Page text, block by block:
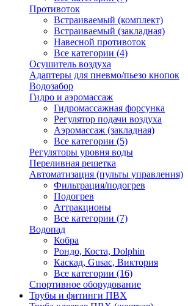
Противоток
Встраиваемый (комплект)
Встраиваемый (закладная)
Навесной противоток
Все категории (4)
Осушитель воздуха
Адаптеры для пневмо/пьезо кнопок
Водозабор
Гидро и аэромассаж
Гидромассажная форсунка
Регулятор подачи воздуха
Аэромассаж (закладная)
Все категории (5)
Регуляторы уровня воды
Переливная решетка
Автоматизация (пульты управления)
Фильтрация/подогрев
Подогрев
Аттракционы
Все категории (7)
Водопад
Кобра
Рондо, Коста, Dolphin
Каскад, Gusac, Виктория
Все категории (16)
Спортивное оборудование
Трубы и фитинги ПВХ